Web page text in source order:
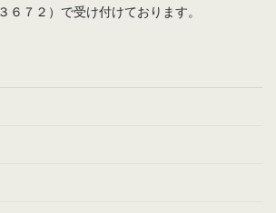
６７２）で受け付けております。